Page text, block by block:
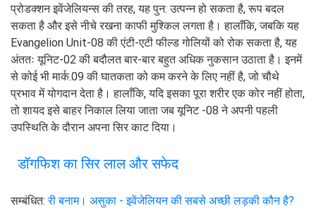
प्रोडक्शन इवेंजेलियन्स की तरह, यह पुन: उत्पन्न हो सकता है, रूप बदल
सकता है और इसे नीचे रखना काफी मुश्किल लगता है। हालाँकि, जबकि यह
Evangelion Unit-08 की एंटी-एटी फील्ड गोलियों को रोक सकता है, यह
अंततः यूनिट-02 की बदौलत बार-बार बहुत अधिक नुकसान उठाता है। इनमें
से कोई भी मार्क.09 की घातकता को कम करने के लिए नहीं है, जो चौथे
प्रभाव में योगदान देता है। हालाँकि, यदि इसका पूरा शरीर एक कोर नहीं होता,
तो शायद इसे बाहर निकाल लिया जाता जब यूनिट -08 ने अपनी पहली
उपस्थिति के दौरान अपना सिर काट दिया।
डॉगफिश का सिर लाल और सफेद
सम्बंधित:री बनाम। असुका - इवेंजेलियन की सबसे अच्छी लड़की कौन है?